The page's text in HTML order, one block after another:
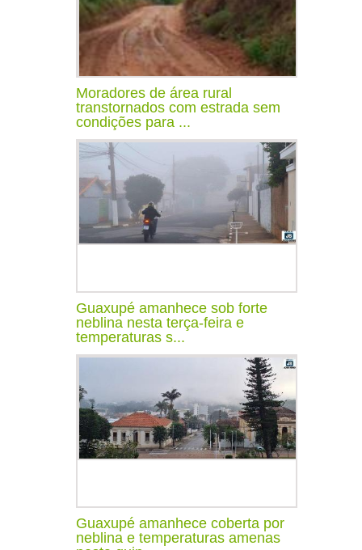
Moradores de área rural
transtornados com estrada sem
condições para ...
Guaxupé amanhece sob forte
neblina nesta terça-feira e
temperaturas s...
Guaxupé amanhece coberta por
neblina e temperaturas amenas